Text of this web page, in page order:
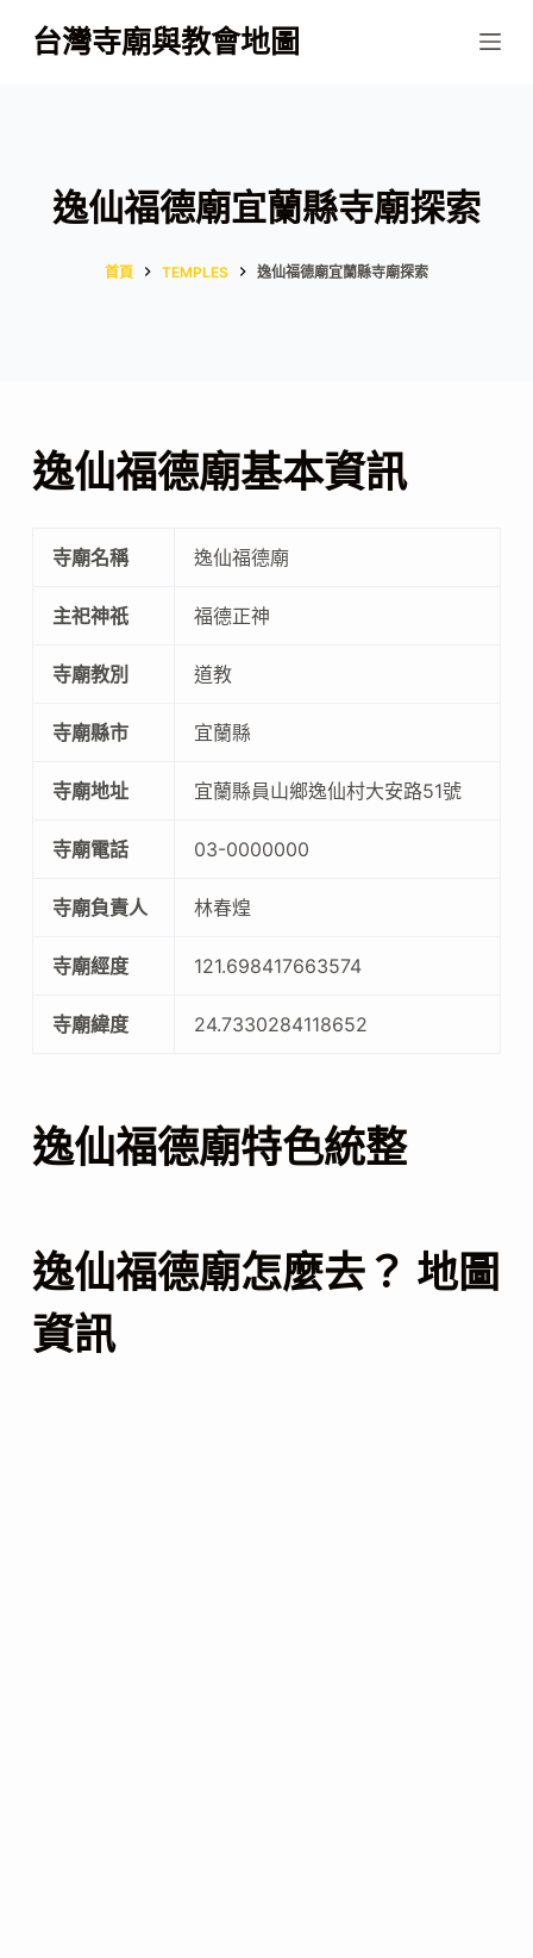
跳
至
台灣寺廟與教會地圖
逸仙福德廟宜蘭縣寺廟探索
首頁 TEMPLES 逸仙福德廟宜蘭縣寺廟探索
逸仙福德廟基本資訊
寺廟名稱 逸仙福德廟
主祀神祇 福德正神
寺廟教別 道教
寺廟縣市 宜蘭縣
寺廟地址 宜蘭縣員山鄉逸仙村大安路51號
寺廟電話 03-0000000
寺廟負責人 林春煌
寺廟經度 121.698417663574
寺廟緯度 24.7330284118652
逸仙福德廟特色統整
逸仙福德廟怎麼去？ 地圖
資訊